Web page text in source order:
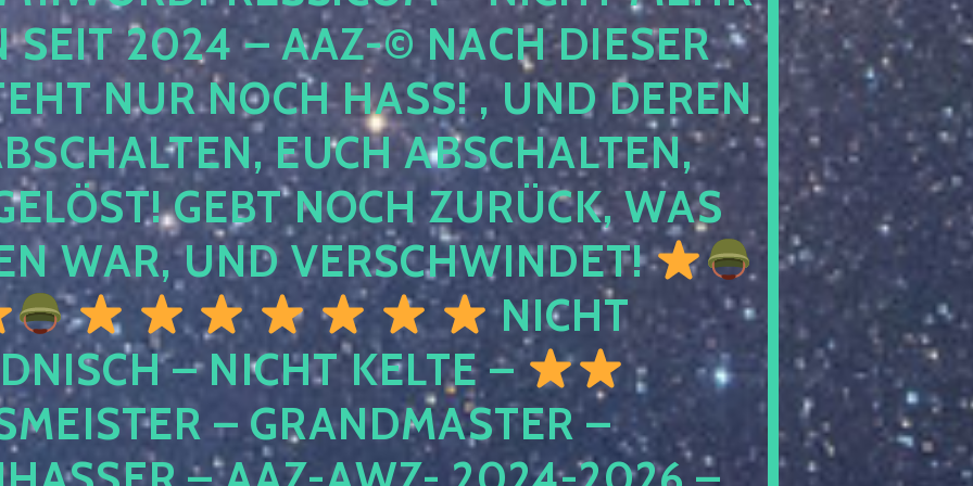
2024 – AAZ-© NACH DIESER NA
NUR NOCH HASS! , UND DEREN KI
EUCH ABSCHALTEN, EH
GEBT NOCH ZURÜCK, WAS AU
WAR, UND VERSCHWINDET!
NICHT
– NICHT KELTE –
– GRANDMASTER – S